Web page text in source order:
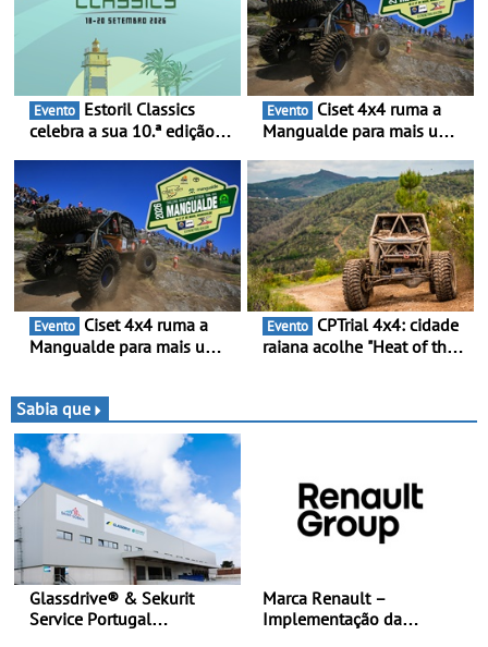
Evento
celebra a sua 10.ª edição
2026
Evento
Mangualde para mais um
espetáculo, resistência e
desafios na montanha
Evento
Mangualde para mais um
desafios na montanha
Evento
raiana acolhe "Heat of the
Sabia que
Glassdrive® & Sekurit
Service Portugal
Marca Renault –
Implementação da